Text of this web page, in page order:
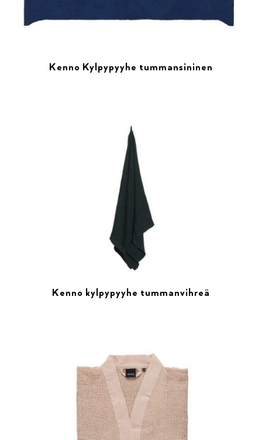
Kenno Kylpypyyhe tummansininen
Kenno kylpypyyhe tummanvihreä